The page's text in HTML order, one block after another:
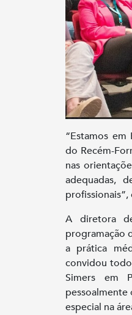
“Estamos
do Recém-
nas
adequadas,
profissionais”,
A diretora
programação
a prática
convidou
Simers em
pessoalmente
especial na